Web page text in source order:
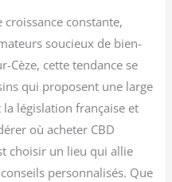
croissance constante,
soucieux de bien-
Cèze, cette tendance se
qui proposent une large
législation française et
où acheter CBD
choisir un lieu qui allie
personnalisés. Que